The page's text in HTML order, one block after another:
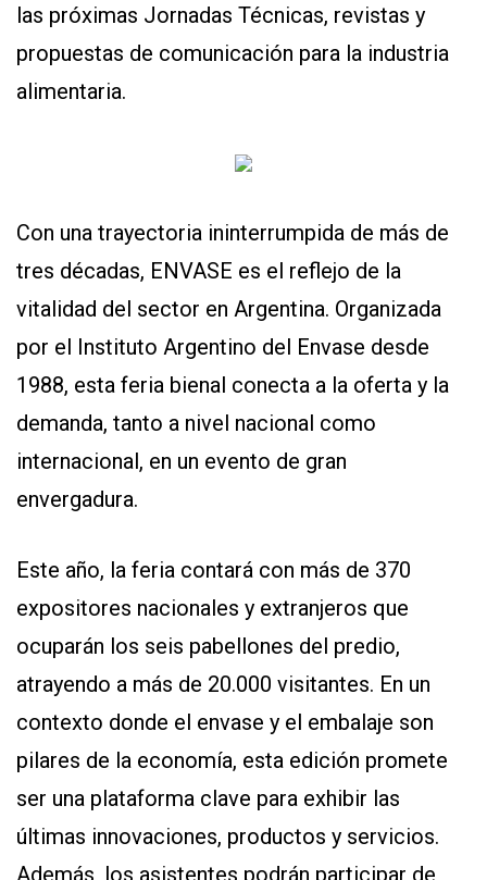
MAPA
SITIO
SOMOS
las próximas Jornadas Técnicas, revistas y
propuestas de comunicación para la industria
alimentaria.
Con una trayectoria ininterrumpida de más de
tres décadas, ENVASE es el reflejo de la
vitalidad del sector en Argentina. Organizada
por el Instituto Argentino del Envase desde
1988, esta feria bienal conecta a la oferta y la
demanda, tanto a nivel nacional como
internacional, en un evento de gran
envergadura.
Este año, la feria contará con más de 370
expositores nacionales y extranjeros que
ocuparán los seis pabellones del predio,
atrayendo a más de 20.000 visitantes. En un
contexto donde el envase y el embalaje son
pilares de la economía, esta edición promete
ser una plataforma clave para exhibir las
últimas innovaciones, productos y servicios.
Además, los asistentes podrán participar de